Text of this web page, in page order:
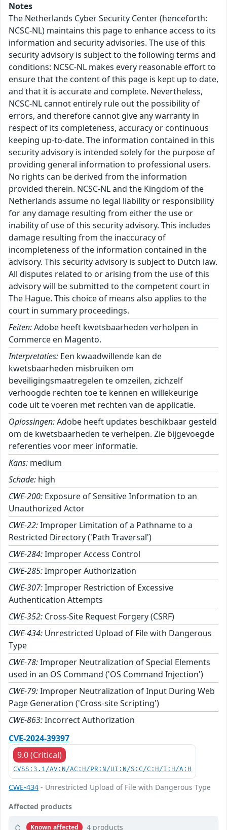
Notes
The Netherlands Cyber Security Center (henceforth:
NCSC-NL) maintains this page to enhance access to its
information and security advisories. The use of this
security advisory is subject to the following terms and
conditions: NCSC-NL makes every reasonable effort to
ensure that the content of this page is kept up to date,
and that it is accurate and complete. Nevertheless,
NCSC-NL cannot entirely rule out the possibility of
errors, and therefore cannot give any warranty in
respect of its completeness, accuracy or continuous
keeping up-to-date. The information contained in this
security advisory is intended solely for the purpose of
providing general information to professional users.
No rights can be derived from the information
provided therein. NCSC-NL and the Kingdom of the
Netherlands assume no legal liability or responsibility
for any damage resulting from either the use or
inability of use of this security advisory. This includes
damage resulting from the inaccuracy of
incompleteness of the information contained in the
advisory. This security advisory is subject to Dutch law.
All disputes related to or arising from the use of this
advisory will be submitted to the competent court in
The Hague. This choice of means also applies to the
court in summary proceedings.
Feiten:Adobe heeft kwetsbaarheden verholpen in
Commerce en Magento.
Interpretaties: Een kwaadwillende kan de
kwetsbaarheden misbruiken om
beveiligingsmaatregelen te omzeilen, zichzelf
verhoogde rechten toe te kennen en willekeurige
code uit te voeren met rechten van de applicatie.
Oplossingen:Adobe heeft updates beschikbaar gesteld
om de kwetsbaarheden te verhelpen. Zie bijgevoegde
referenties voor meer informatie.
Kans: medium
Schade: high
CWE-200: Exposure of Sensitive Information to an
Unauthorized Actor
CWE-22:Improper Limitation of a Pathname to a
Restricted Directory ('Path Traversal')
CWE-284:Improper Access Control
CWE-285:Improper Authorization
CWE-307:Improper Restriction of Excessive
Authentication Attempts
CWE-352: Cross-Site Request Forgery (CSRF)
CWE-434: Unrestricted Upload of File with Dangerous
Type
CWE-78:Improper Neutralization of Special Elements
used in an OS Command ('OS Command Injection')
CWE-79:Improper Neutralization of Input During Web
Page Generation ('Cross-site Scripting')
CWE-863:Incorrect Authorization
CVE-2024-39397
9.0 (Critical)
CVSS:3.1/AV:N/AC:H/PR:N/UI:N/S:C/C:H/I:H/A:H
CWE-434 - Unrestricted Upload of File with Dangerous Type
Affected products
Known affected 4 products